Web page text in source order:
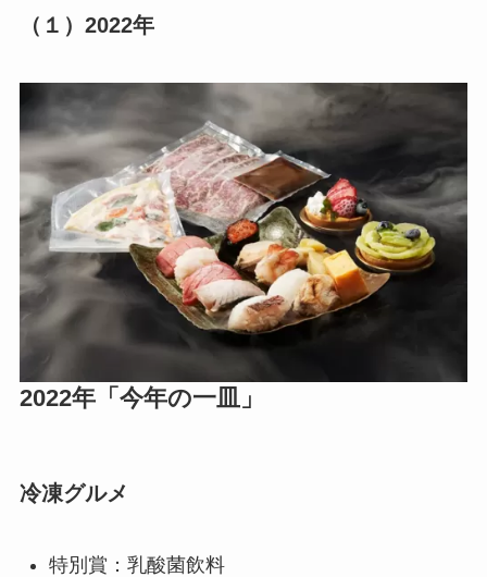
（１） 2022年
2022年「今年の一皿」
冷凍グルメ
特別賞：乳酸菌飲料